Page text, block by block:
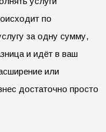
по
за одну сумму,
и идёт в ваш
или
достаточно просто